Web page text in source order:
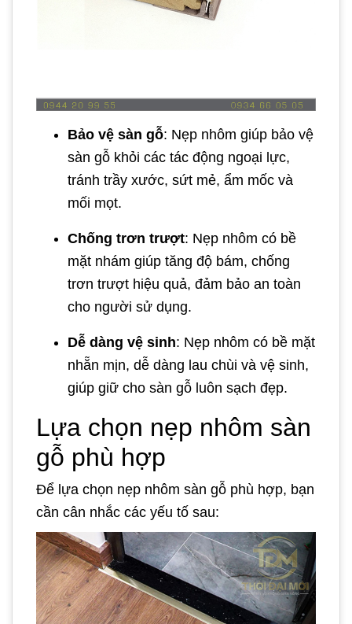
Bảo vệ sàn gỗ: Nẹp nhôm giúp bảo vệ
sàn gỗ khỏi các tác động ngoại lực,
tránh trầy xước, sứt mẻ, ẩm mốc và
mối mọt.
Chống trơn trượt: Nẹp nhôm có bề
mặt nhám giúp tăng độ bám, chống
trơn trượt hiệu quả, đảm bảo an toàn
cho người sử dụng.
Dễ dàng vệ sinh: Nẹp nhôm có bề mặt
nhẵn mịn, dễ dàng lau chùi và vệ sinh,
giúp giữ cho sàn gỗ luôn sạch đẹp.
Lựa chọn nẹp nhôm sàn
gỗ phù hợp
Để lựa chọn nẹp nhôm sàn gỗ phù hợp, bạn
cần cân nhắc các yếu tố sau: